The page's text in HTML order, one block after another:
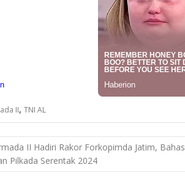
II, TNI AL
II Hadiri Rakor Forkopimda Jatim, Bahas
Pilkada Serentak 2024